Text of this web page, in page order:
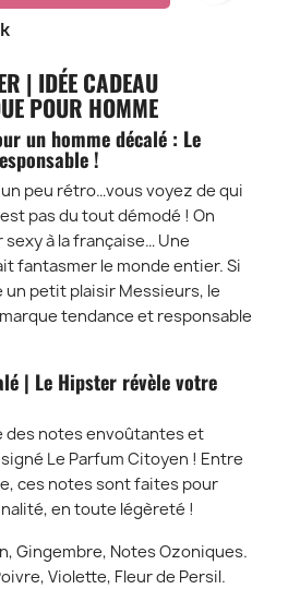
| IDÉE CADEAU
POUR HOMME
un homme décalé : Le
!
peu rétro…vous voyez de qui
pas du tout démodé ! On
à la française… Une
fantasmer le monde entier. Si
petit plaisir Messieurs, le
tendance et responsable
| Le Hipster révèle votre
des notes envoûtantes et
Le Parfum Citoyen ! Entre
ces notes sont faites pour
en toute légèreté !
Gingembre, Notes Ozoniques.
Violette, Fleur de Persil.